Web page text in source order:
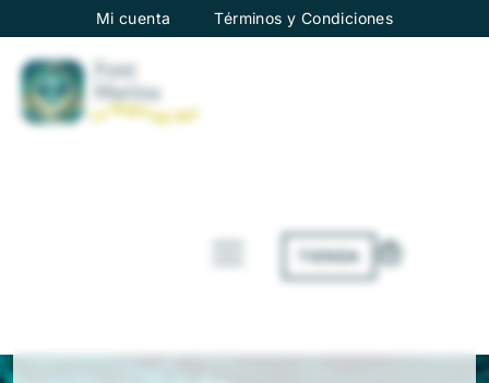
Mi cuenta Términos y Condiciones
TIENDA